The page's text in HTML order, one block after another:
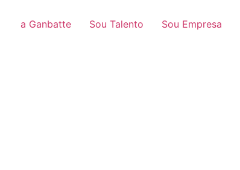
a Ganbatte Sou Talento Sou Empresa